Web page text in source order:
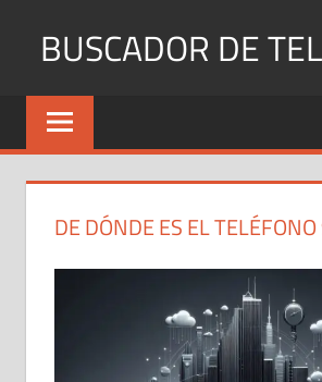
BUSCADOR DE
Identifica
Números
y
DE DÓNDE ES EL